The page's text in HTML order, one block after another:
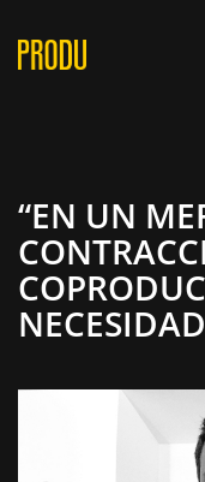
“EN UN